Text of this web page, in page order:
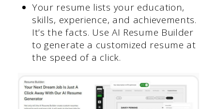
Your resume lists your education,
skills, experience, and achievements.
It’s the facts. Use AI Resume Builder
to generate a customized resume at
the speed of a click.